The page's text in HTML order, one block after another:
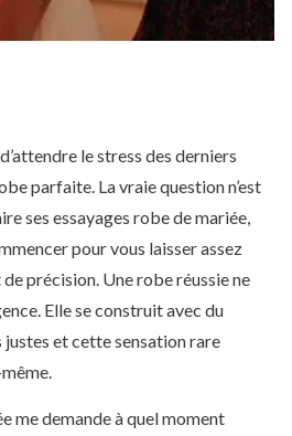
le stress des derniers
parfaite. La vraie question n’est
ses essayages robe de mariée,
pour vous laisser assez
de précision. Une robe réussie ne
Elle se construit avec du
et cette sensation rare
me demande à quel moment